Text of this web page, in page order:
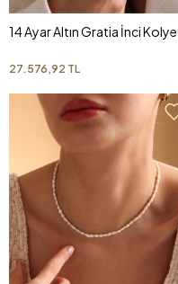
14 Ayar Altın Gratia İnci Kolye
27.576,92 TL